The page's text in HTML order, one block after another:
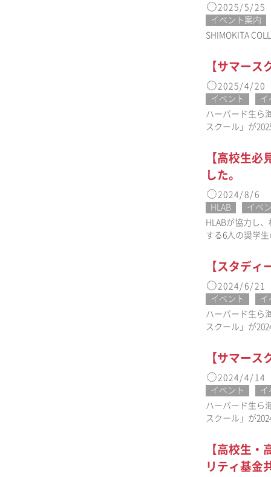
2025/5/25
イベント案内
SHIMOKITA
【サマー
2025/4/20
イベント
イ
ハーバード生ら
スクール」が
【高校生
した。
2024/8/6
HLAB
イベ
HLABが協力し
する6人の奨学
【スタデ
2024/6/21
イベント
イ
ハーバード生ら
スクール」が
【サマー
2024/4/14
イベント
イ
ハーバード生ら
スクール」が
【高校生
リティ基金